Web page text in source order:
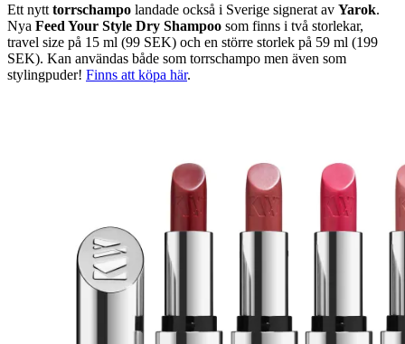
Ett nytt torrschampo landade också i Sverige signerat av Yarok.
Nya Feed Your Style Dry Shampoo som finns i två storlekar,
travel size på 15 ml (99 SEK) och en större storlek på 59 ml (199
SEK). Kan användas både som torrschampo men även som
stylingpuder! Finns att köpa här.